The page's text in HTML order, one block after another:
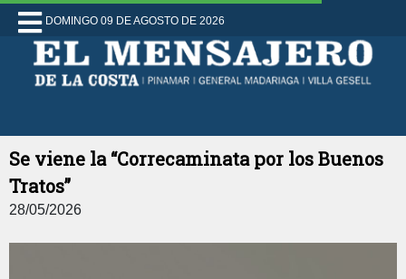
DOMINGO 09 DE AGOSTO DE 2026
Se viene la “Correcaminata por los Buenos
Tratos”
28/05/2026